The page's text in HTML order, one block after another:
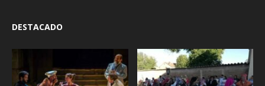
DESTACADO